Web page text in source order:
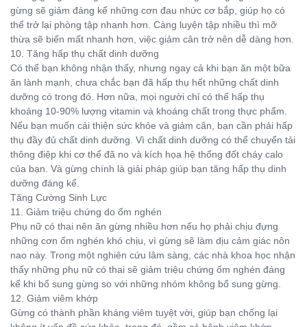
gừng sẽ giảm đáng kể những cơn đau nhức cơ bắp, giúp họ có
thể trở lại phòng tập nhanh hơn. Càng luyện tập nhiều thì mỡ
thừa sẽ biến mất nhanh hơn, việc giảm cân trở nên dễ dàng hơn.
10. Tăng hấp thụ chất dinh dưỡng
Có thể bạn không nhận thấy, nhưng ngay cả khi bạn ăn một bữa
ăn lành mạnh, chưa chắc bạn đã hấp thụ hết những chất dinh
dưỡng có trong đó. Hơn nữa, mọi người chỉ có thể hấp thụ
khoảng 10-90% lượng vitamin và khoáng chất trong thực phẩm.
Nếu bạn muốn cải thiện sức khỏe và giảm cân, bạn cần phải hấp
thụ đầy đủ chất dinh dưỡng. Vì chất dinh dưỡng có thể chuyển tải
thông điệp khi cơ thể đã no và kích họa hệ thống đốt cháy calo
của bạn. Và gừng chính là giải pháp giúp bạn tăng hấp thụ dinh
dưỡng đáng kể.
Tăng Cường Sinh Lực
11. Giảm triệu chứng do ốm nghén
Phụ nữ có thai nên ăn gừng nhiều hơn nếu họ phải chịu đựng
những cơn ốm nghén khó chịu, vì gừng sẽ làm dịu cảm giác nôn
nao này. Trong một nghiên cứu lâm sàng, các nhà khoa học nhận
thấy những phụ nữ có thai sẽ giảm triệu chứng ốm nghén đáng
kể khi bổ sung gừng so với những nhóm không bổ sung gừng.
12. Giảm viêm khớp
Gừng có thành phần kháng viêm tuyệt vời, giúp bạn chống lại